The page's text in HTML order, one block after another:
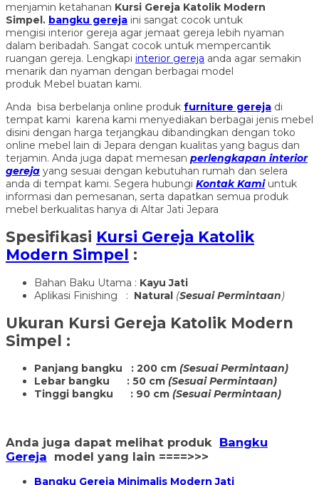
menjamin ketahanan Kursi Gereja Katolik Modern
Simpel. bangku gereja ini sangat cocok untuk
mengisi interior gereja agar jemaat gereja lebih nyaman
dalam beribadah. Sangat cocok untuk mempercantik
ruangan gereja. Lengkapi interior gereja anda agar semakin
menarik dan nyaman dengan berbagai model
produk Mebel buatan kami.
Anda bisa berbelanja online produk furniture gereja di
tempat kami karena kami menyediakan berbagai jenis mebel
disini dengan harga terjangkau dibandingkan dengan toko
online mebel lain di Jepara dengan kualitas yang bagus dan
terjamin. Anda juga dapat memesan perlengkapan interior
gereja yang sesuai dengan kebutuhan rumah dan selera
anda di tempat kami. Segera hubungi Kontak Kamiuntuk
informasi dan pemesanan, serta dapatkan semua produk
mebel berkualitas hanya di Altar Jati Jepara
Spesifikasi Kursi Gereja Katolik
Modern Simpel :
Bahan Baku Utama : Kayu Jati
Aplikasi Finishing : Natural (Sesuai Permintaan)
Ukuran Kursi Gereja Katolik Modern
Simpel :
Panjang bangku : 200 cm (Sesuai Permintaan)
Lebar bangku : 50 cm (Sesuai Permintaan)
Tinggi bangku : 90 cm (Sesuai Permintaan)
Anda juga dapat melihat produk Bangku
Gereja model yang lain ====>>>
Bangku Gereja Minimalis Modern Jati